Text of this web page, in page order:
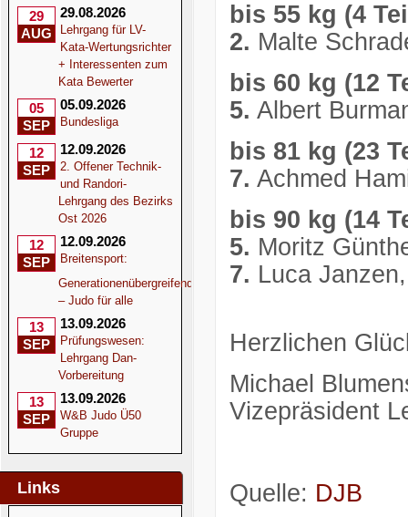
29
AUG
29.08.2026
Lehrgang für LV-
Kata-Wertungsrichter
+ Interessenten zum
Kata Bewerter
05
SEP
05.09.2026
Bundesliga
12
SEP
12.09.2026
2. Offener Technik-
und Randori-
Lehrgang des Bezirks
Ost 2026
12
SEP
12.09.2026
Breitensport:
Generationenübergreifend
– Judo für alle
13
SEP
13.09.2026
Prüfungswesen:
Lehrgang Dan-
Vorbereitung
13
SEP
13.09.2026
W&B Judo Ü50
Gruppe
Links
bis 55 kg (4
2. Malte
bis 60 kg (12
5. Albert
bis 81 kg (23
7. Achmed
bis 90 kg (14
5. Moritz
7. Luca
Herzlichen
Michael
Vizepräsident
Quelle: DJB